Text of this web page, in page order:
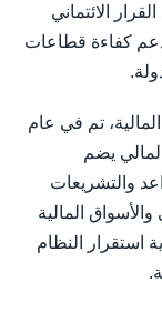
الائتماني
كفاءة قطاعات
تم في عام
المالي يضم
والتشريعات
المالية
استقرار النظام